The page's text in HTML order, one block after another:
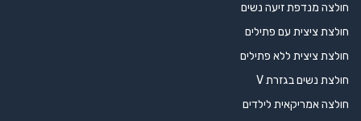
חולצה מנדפת זיעה נשים
חולצת ציצית עם פתילים
חולצת ציצית ללא פתילים
חולצת נשים בגזרת V
חולצה אמריקאית לילדים